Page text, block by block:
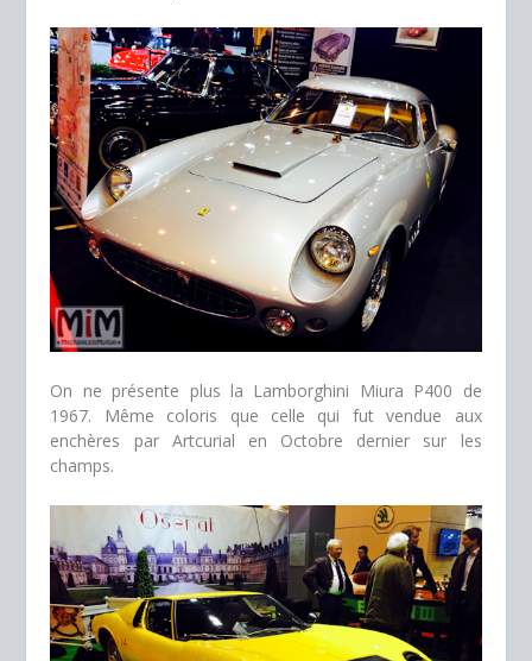
On ne présente plus la Lamborghini Miura P400 de
1967. Même coloris que celle qui fut vendue aux
enchères par Artcurial en Octobre dernier sur les
champs.